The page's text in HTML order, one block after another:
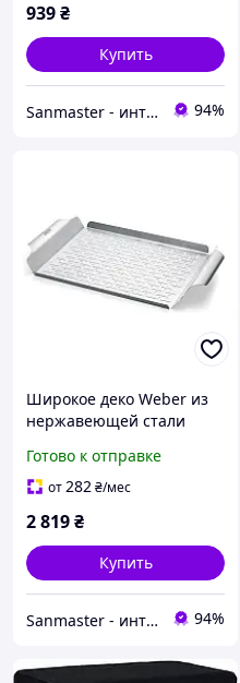
939₴
Купить
Sanmaster - интернет-магазин сантехники 94%
Широкое деко Weber из
нержавеющей стали
Готово к отправке
от282₴/мес
2 819₴
Купить
Sanmaster - интернет-магазин сантехники 94%